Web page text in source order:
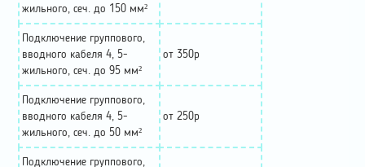
жильного, сеч. до 150 мм²
Подключение группового,
вводного кабеля 4, 5-
жильного, сеч. до 95 мм²
от 350р
Подключение группового,
вводного кабеля 4, 5-
жильного, сеч. до 50 мм²
от 250р
Подключение группового,